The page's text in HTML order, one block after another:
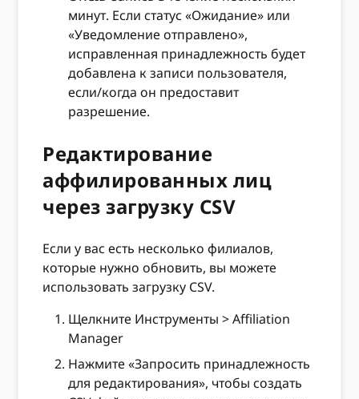
минут. Если статус «Ожидание» или
«Уведомление отправлено»,
исправленная принадлежность будет
добавлена ​​к записи пользователя,
если/когда он предоставит
разрешение.
Редактирование
аффилированных лиц
через загрузку CSV
Если у вас есть несколько филиалов,
которые нужно обновить, вы можете
использовать загрузку CSV.
Щелкните Инструменты > Affiliation
Manager
Нажмите «Запросить принадлежность
для редактирования», чтобы создать